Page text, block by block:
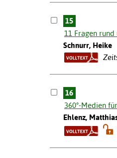
15
11 Fragen rund
Schnurr, Heike
16
360°-Medien
Ehlenz,